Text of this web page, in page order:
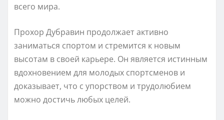
всего мира.
Прохор Дубравин продолжает активно
заниматься спортом и стремится к новым
высотам в своей карьере. Он является истинным
вдохновением для молодых спортсменов и
доказывает, что с упорством и трудолюбием
можно достичь любых целей.